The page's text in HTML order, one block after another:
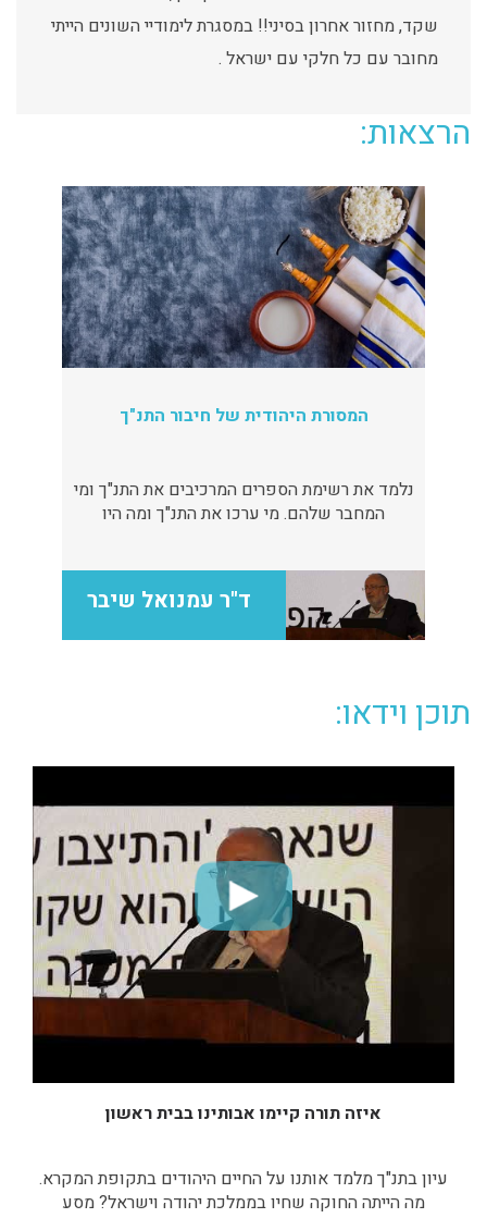
שקד, מחזור אחרון בסיני!! במסגרת לימודיי השונים הייתי
מחובר עם כל חלקי עם ישראל .
הרצאות:
המסורת היהודית של חיבור התנ"ך
נלמד את רשימת הספרים המרכיבים את התנ"ך ומי
המחבר שלהם. מי ערכו את התנ"ך ומה היו
ד"ר עמנואל שיבר
תוכן וידאו:
איזה תורה קיימו אבותינו בבית ראשון
עיון בתנ"ך מלמד אותנו על החיים היהודים בתקופת המקרא.
מה הייתה החוקה שחיו בממלכת יהודה וישראל? מסע